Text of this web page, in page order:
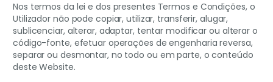
Nos termos da lei e dos presentes Termos e Condições, o
Utilizador não pode copiar, utilizar, transferir, alugar,
sublicenciar, alterar, adaptar, tentar modificar ou alterar o
código-fonte, efetuar operações de engenharia reversa,
separar ou desmontar, no todo ou em parte, o conteúdo
deste Website.